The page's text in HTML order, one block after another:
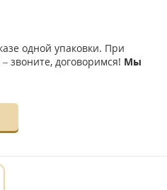
одной упаковки. При
звоните, договоримся! Мы